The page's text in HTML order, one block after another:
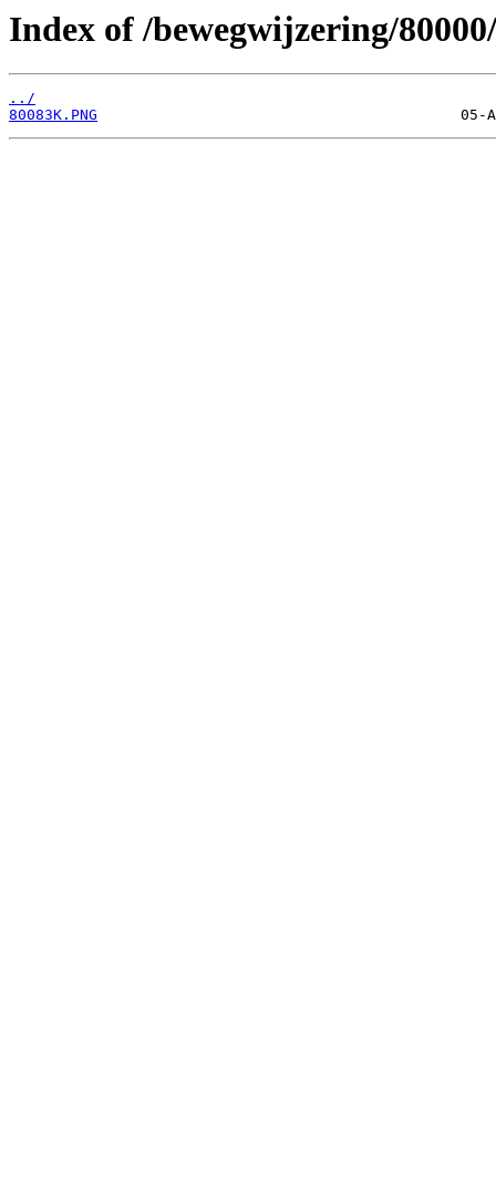
Index of /bewegwijzering/
../
80083K.PNG